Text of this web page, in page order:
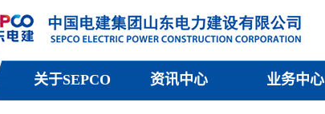
关于SEPCO 资讯中心 业务中心